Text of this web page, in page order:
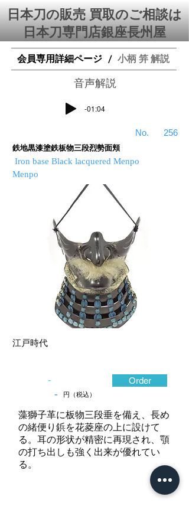
日本刀の販売 買取のご相談は
日本刀専門店銀座⻑州屋
会員専用詳細ページ / 小柄 笄 解説
​音声解説
-01:04
​No. 256
鉄地黒漆塗鉄板物三段烈勢面頬
Iron base Black lacquered Menpo
Menpo
江戸時代
-
- 円（税込）
Order
藻獅子革に板物三段垂を備え、長め
の緒便り鋲を花菱座の上に設けて
る。耳の形状が精密に再現され、顎
の打ち出しも強く出来が優れてい
る。